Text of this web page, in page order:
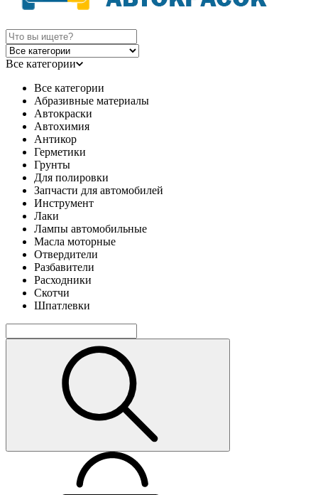
Все категории
Все категории
Абразивные материалы
Автокраски
Автохимия
Антикор
Герметики
Грунты
Для полировки
Запчасти для автомобилей
Инструмент
Лаки
Лампы автомобильные
Масла моторные
Отвердители
Разбавители
Расходники
Скотчи
Шпатлевки